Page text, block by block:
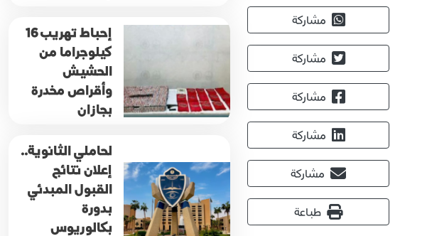
مشاركة
مشاركة
مشاركة
مشاركة
مشاركة
طباعة
إحباط تهريب 16
كيلوجراما من
الحشيش
وأقراص مخدرة
بجازان
لحاملي الثانوية..
إعلان نتائج
القبول المبدئي
بدورة
بكالوريوس